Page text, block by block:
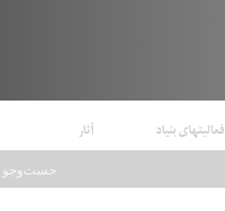
فعالیتهای بنیاد آثار